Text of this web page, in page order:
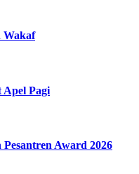
Wakaf
Apel Pagi
Award 2026